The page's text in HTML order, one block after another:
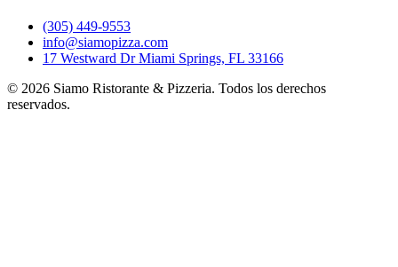
(305) 449-9553
info@siamopizza.com
17 Westward Dr Miami Springs, FL 33166
© 2026 Siamo Ristorante & Pizzeria. Todos los derechos
reservados.